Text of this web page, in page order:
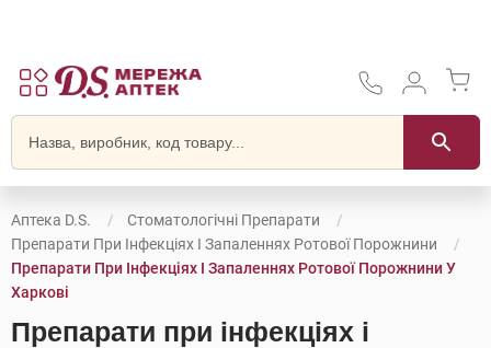
Аптека D.S.
Стоматологічні Препарати
Препарати При Інфекціях І Запаленнях Ротової Порожнини
Препарати При Інфекціях І Запаленнях Ротової Порожнини У
Харкові
Препарати при інфекціях і